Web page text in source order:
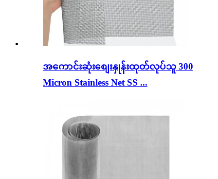
အကောင်းဆုံးစျေးနှုန်းထုတ်လုပ်သူ 300
Micron Stainless Net SS ...